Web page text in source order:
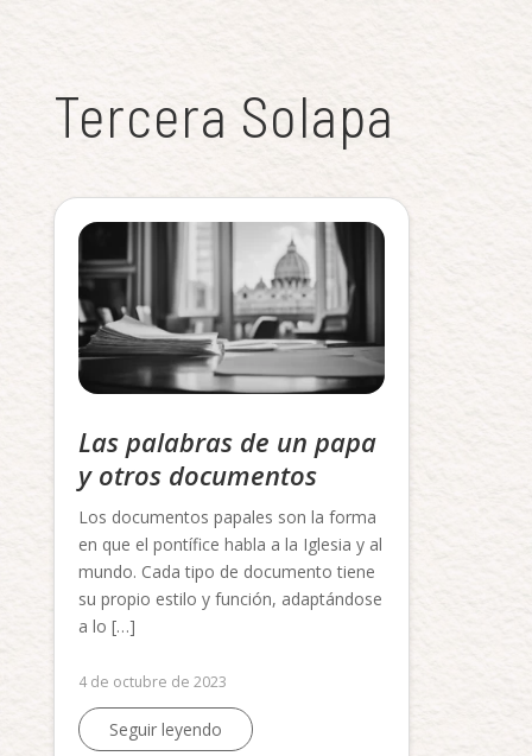
Tercera Solapa
Las palabras de un papa
y otros documentos
Los documentos papales son la forma
en que el pontífice habla a la Iglesia y al
mundo. Cada tipo de documento tiene
su propio estilo y función, adaptándose
a lo […]
4 de octubre de 2023
Seguir leyendo